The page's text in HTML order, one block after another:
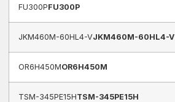
FU300PFU300P
JKM460M-60HL4-VJKM460M-60HL4-V
OR6H450MOR6H450M
TSM-345PE15HTSM-345PE15H